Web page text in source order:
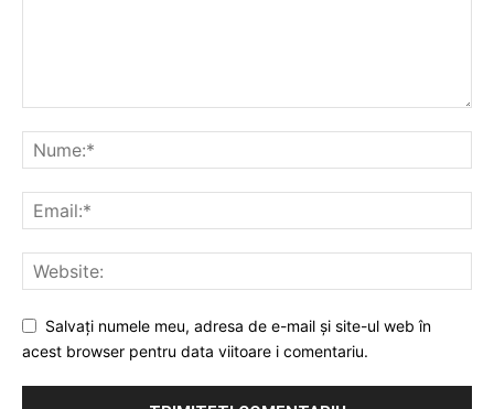
Salvați numele meu, adresa de e-mail și site-ul web în
acest browser pentru data viitoare i comentariu.